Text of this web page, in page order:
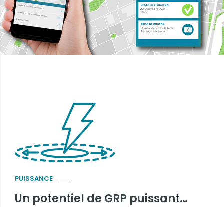
PUISSANCE
Un potentiel de GRP puissant…